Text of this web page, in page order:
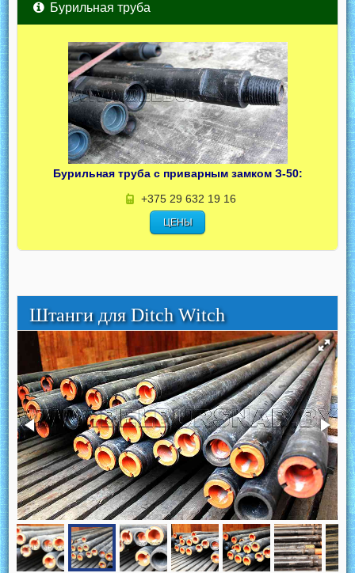
Бурильная труба
Бурильная труба с приварным замком З-50:
+375 29 632 19 16
ЦЕНЫ
Штанги для Ditch Witch